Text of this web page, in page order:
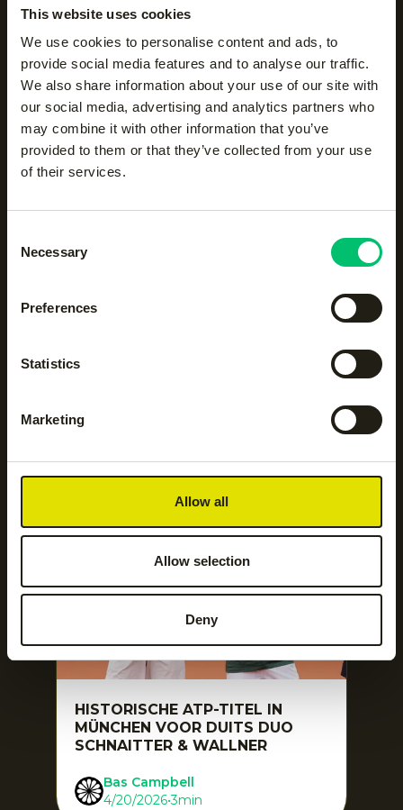
This website uses cookies
We use cookies to personalise content and ads, to
provide social media features and to analyse our traffic.
We also share information about your use of our site with
our social media, advertising and analytics partners who
may combine it with other information that you’ve
provided to them or that they’ve collected from your use
of their services.
Selection
Necessary
Preferences
Statistics
Marketing
Allow all
Allow selection
Deny
Men dynamic tee|
bright white
40
Striped crew sock|
€
Performance Cap|
Men cotton track jacket Men cotton track pant
Nieuwsgierig naar meer?
HISTORISCHE ATP-TITEL IN
MÜNCHEN VOOR DUITS DUO
SCHNAITTER & WALLNER
Bas Campbell
4/20/2026•3min